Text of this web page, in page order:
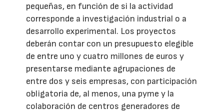
pequeñas, en función de si la actividad
corresponde a investigación industrial o a
desarrollo experimental. Los proyectos
deberán contar con un presupuesto elegible
de entre uno y cuatro millones de euros y
presentarse mediante agrupaciones de
entre dos y seis empresas, con participación
obligatoria de, al menos, una pyme y la
colaboración de centros generadores de